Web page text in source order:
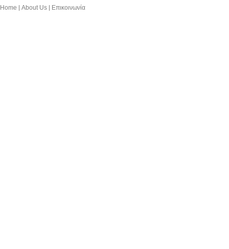
Home About Us Επικοινωνία